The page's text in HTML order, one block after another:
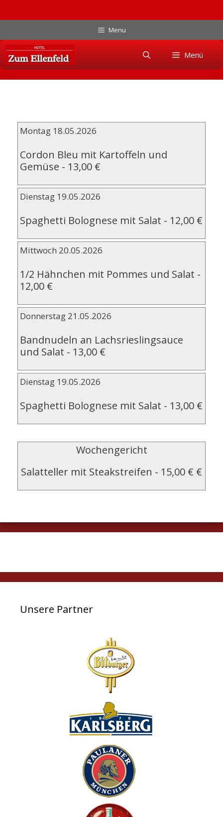
Inhalt
springen
Menu
Skip
content
Menü
Montag 18.05.2026
Cordon Bleu mit Kartoffeln und
Gemüse - 13,00 €
Dienstag 19.05.2026
Spaghetti Bolognese mit Salat - 12,00 €
Mittwoch 20.05.2026
1/2 Hähnchen mit Pommes und Salat -
12,00 €
Donnerstag 21.05.2026
Bandnudeln an Lachsrieslingsauce
und Salat - 13,00 €
Dienstag 19.05.2026
Spaghetti Bolognese mit Salat - 13,00 €
Wochengericht
Salatteller mit Steakstreifen - 15,00 € €
Unsere Partner